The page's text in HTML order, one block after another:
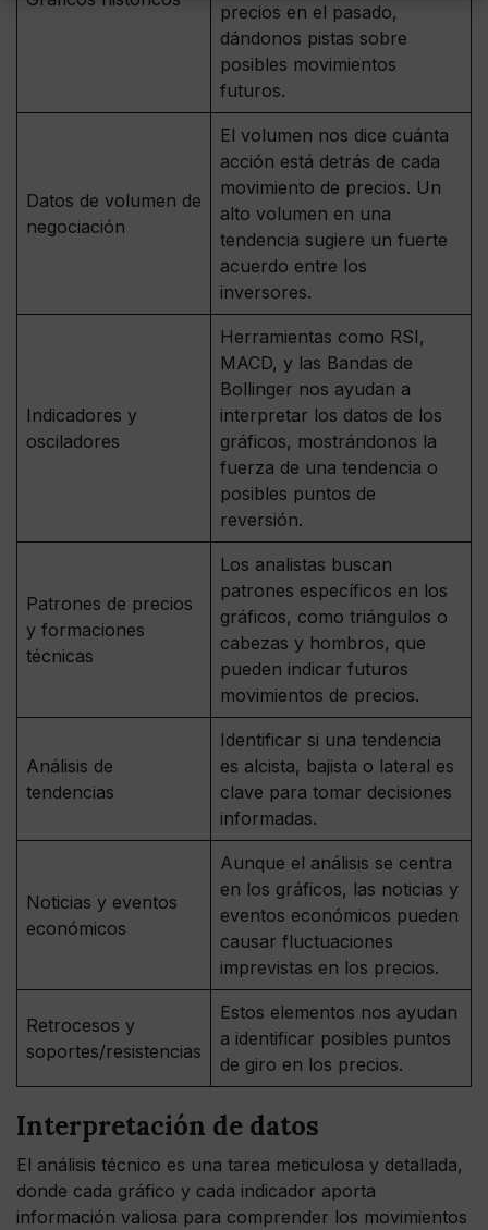
precios en el pasado,
dándonos pistas sobre
posibles movimientos
futuros.
Datos de volumen de
negociación
El volumen nos dice cuánta
acción está detrás de cada
movimiento de precios. Un
alto volumen en una
tendencia sugiere un fuerte
acuerdo entre los
inversores.
Indicadores y
osciladores
Herramientas como RSI,
MACD, y las Bandas de
Bollinger nos ayudan a
interpretar los datos de los
gráficos, mostrándonos la
fuerza de una tendencia o
posibles puntos de
reversión.
Patrones de precios
y formaciones
técnicas
Los analistas buscan
patrones específicos en los
gráficos, como triángulos o
cabezas y hombros, que
pueden indicar futuros
movimientos de precios.
Análisis de
tendencias
Identificar si una tendencia
es alcista, bajista o lateral es
clave para tomar decisiones
informadas.
Noticias y eventos
económicos
Aunque el análisis se centra
en los gráficos, las noticias y
eventos económicos pueden
causar fluctuaciones
imprevistas en los precios.
Retrocesos y
soportes/resistencias
Estos elementos nos ayudan
a identificar posibles puntos
de giro en los precios.
Interpretación de datos
El análisis técnico es una tarea meticulosa y detallada,
donde cada gráfico y cada indicador aporta
información valiosa para comprender los movimientos